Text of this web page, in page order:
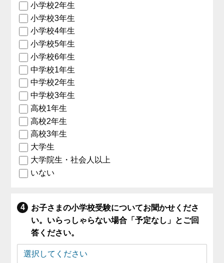
小学校2年生
小学校3年生
小学校4年生
小学校5年生
小学校6年生
中学校1年生
中学校2年生
中学校3年生
高校1年生
高校2年生
高校3年生
大学生
大学院生・社会人以上
いない
お子さまの小学校受験についてお聞かせくださ
い。いらっしゃらない場合「予定なし」とご回
答ください。